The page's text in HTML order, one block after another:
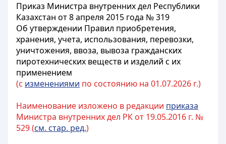
Приказ Министра внутренних дел Республики
Казахстан от 8 апреля 2015 года № 319
Об утверждении Правил приобретения,
хранения, учета, использования, перевозки,
уничтожения, ввоза, вывоза гражданских
пиротехнических веществ и изделий с их
применением
(с изменениями по состоянию на 01.07.2026 г.)
Наименование изложено в редакции приказа
Министра внутренних дел РК от 19.05.2016 г. №
529 (см. стар. ред.)